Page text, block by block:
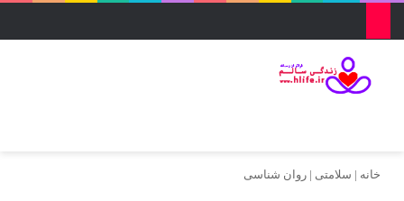
خانه | سلامتی | روان شناسی